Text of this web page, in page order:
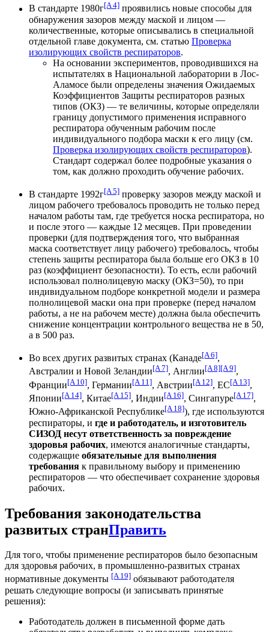
В стандарте 1980г[A 4] проявились новые способы для
обнаружения зазоров между маской и лицом —
количественные, которые описывались в специальной
отдельной главе документа, см. статью Проверка
изолирующих свойств респираторов.
На основании экспериментов, проводившихся на
испытателях в Национальной лаборатории в Лос-
Аламосе были определены значения Ожидаемых
Коэффициентов Защиты респираторов разных
типов (ОКЗ) — те величины, которые определяли
границу допустимого применения исправного
респиратора обученным рабочим после
индивидуального подбора маски к его лицу (см.
Проверка изолирующих свойств респираторов).
Стандарт содержал более подробные указания о
том, как должно проходить обучение рабочих.
В стандарте 1992г[A 5] проверку зазоров между маской и
лицом рабочего требовалось проводить не только перед
началом работы там, где требуется носка респиратора, но
и после этого — каждые 12 месяцев. При проведении
проверки (для подтверждения того, что выбранная
маска соответствует лицу рабочего) требовалось, чтобы
степень защиты респиратора была больше его ОКЗ в 10
раз (коэффициент безопасности). То есть, если рабочий
использовал полнолицевую маску (ОКЗ=50), то при
индивидуальном подборе конкретной модели и размера
полнолицевой маски она при проверке (перед началом
работы, а не на рабочем месте) должна была обеспечить
снижение концентрации контрольного вещества не в 50,
а в 500 раз.
Во всех других развитых странах (Канаде[A 6],
Австралии и Новой Зеландии[A 7], Англии[A 8][A 9],
Франции[A 10], Германии[A 11], Австрии[A 12], ЕС[A 13],
Японии[A 14], Китае[A 15], Индии[A 16], Сингапуре[A 17],
Южно-Африканской Республике[A 18]), где используются
респираторы, и где и работодатель, и изготовитель
СИЗОД несут ответственность за повреждение
здоровья рабочих, имеются аналогичные стандарты,
содержащие обязательные для выполнения
требования к правильному выбору и применению
респираторов — что обеспечивает сохранение здоровья
рабочих.
Требования законодательства
развитых странПравить
Для того, чтобы применение респираторов было безопасным
для здоровья рабочих, в промышленно-развитых странах
нормативные документы [A 19] обязывают работодателя
решать следующие вопросы (и записывать принятые
решения):
Работодатель должен в письменной форме дать